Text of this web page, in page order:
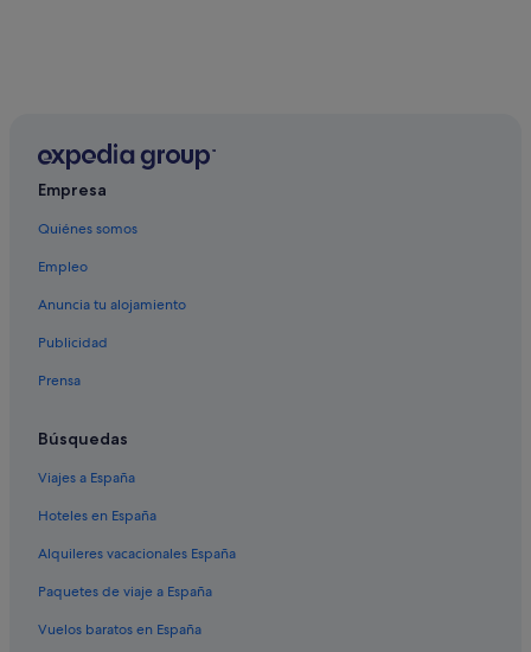
Empresa
Quiénes somos
Empleo
Anuncia tu alojamiento
Publicidad
Prensa
Búsquedas
Viajes a España
Hoteles en España
Alquileres vacacionales España
Paquetes de viaje a España
Vuelos baratos en España